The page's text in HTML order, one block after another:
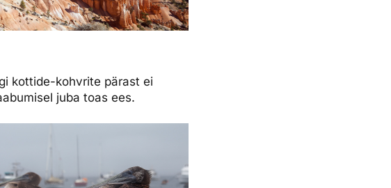
kottide-kohvrite pärast ei
juba toas ees.